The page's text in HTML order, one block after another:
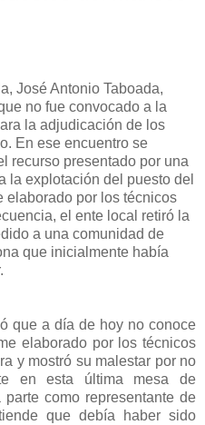
José Antonio Taboada,
no fue convocado a la
la adjudicación de los
En ese encuentro se
recurso presentado por una
la explotación del puesto del
elaborado por los técnicos
el ente local retiró la
a una comunidad de
que inicialmente había
que a día de hoy no conoce
elaborado por los técnicos
y mostró su malestar por no
en esta última mesa de
como representante de
que debía haber sido